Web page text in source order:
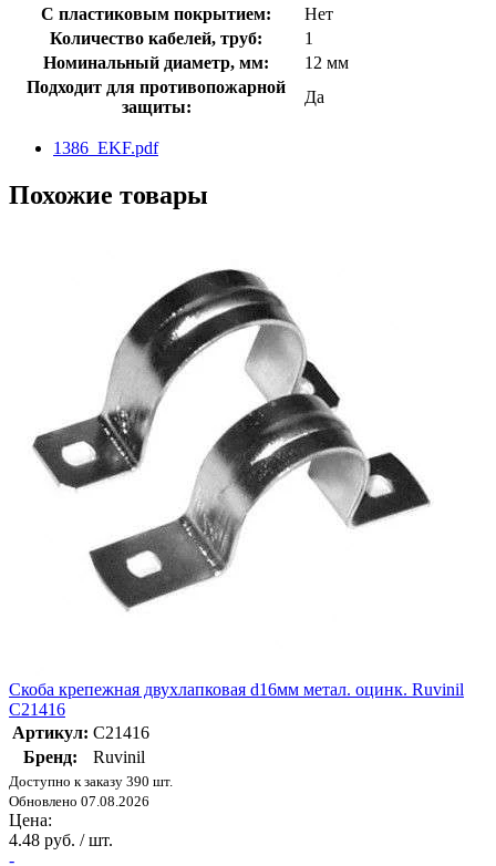
С пластиковым покрытием:
Нет
Количество кабелей, труб:
1
Номинальный диаметр, мм:
12 мм
Подходит для противопожарной
защиты:
Да
1386_EKF.pdf
Похожие товары
Скоба крепежная двухлапковая d16мм метал. оцинк. Ruvinil
С21416
Артикул: С21416
Бренд:
Ruvinil
Доступно к заказу 390 шт.
Обновлено 07.08.2026
Цена:
4.48 руб. / шт.
-